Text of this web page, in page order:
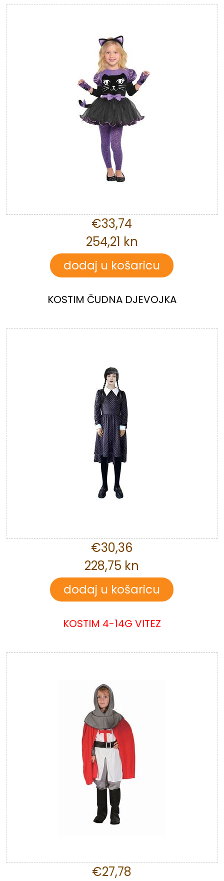
€33,74
254,21 kn
KOSTIM ČUDNA DJEVOJKA
€30,36
228,75 kn
KOSTIM 4-14G VITEZ
€27,78